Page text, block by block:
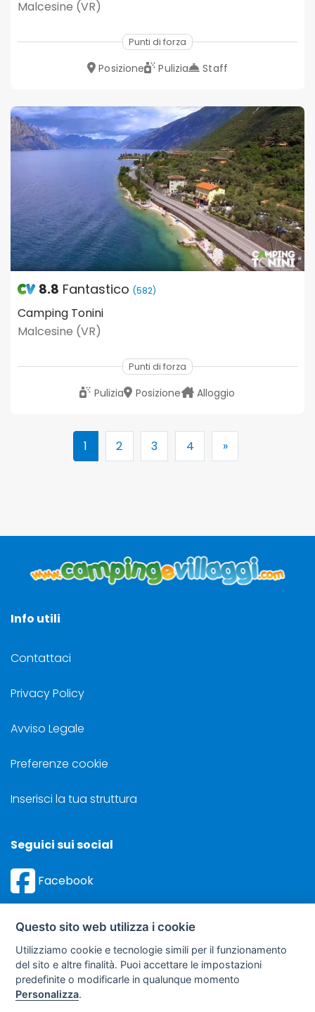
Malcesine (VR)
Punti di forza
Posizione Pulizia Staff
8.8 Fantastico (582)
Camping Tonini
Malcesine (VR)
Punti di forza
Pulizia Posizione Alloggio
1 2 3 4 »
Info utili
Contattaci
Privacy Policy
Avviso Legale
Preferenze cookie
Inserisci la tua struttura
Seguici sui social
Facebook
©Sviluppo Turismo Italia S.r.L. unipersonale
Questo sito web utilizza i cookie
Utilizziamo cookie e tecnologie simili per il funzionamento
del sito e altre finalità. Puoi accettare le impostazioni
predefinite o modificarle in qualunque momento
Personalizza.